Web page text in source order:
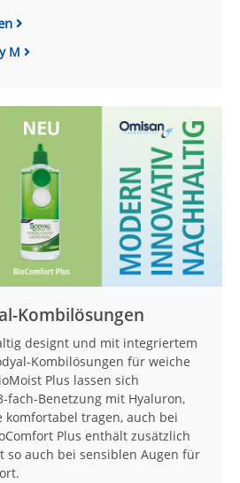
M
Kombilösungen
designt und mit integriertem
Kombilösungen für weiche
Plus lassen sich
fach-Benetzung mit Hyaluron,
komfortabel tragen, auch bei
Plus enthält zusätzlich
so auch bei sensiblen Augen für